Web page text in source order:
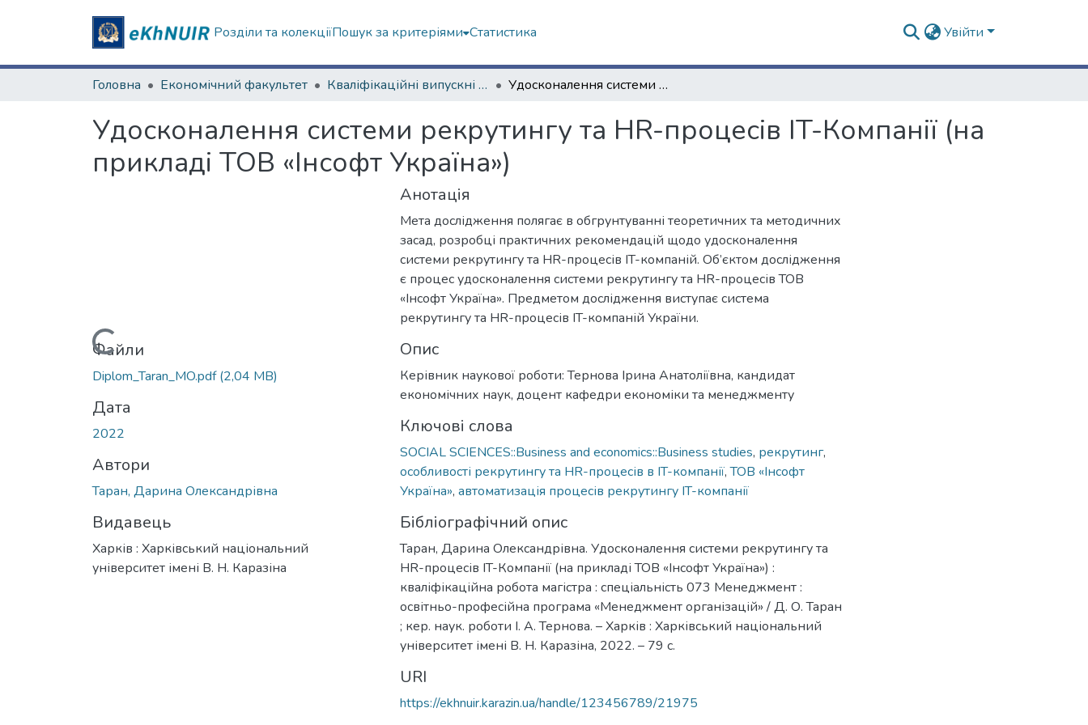
Розділи та колекціїПошук за критеріями Статистика Увійти
Головна Економічний факультет Кваліфікаційні випускні роботи магістрів. Економічний факультет Удосконалення системи рекрутингу та HR-процесів IT-Компанії (на прикладі ТОВ «Інсофт Україна»)
Удосконалення системи рекрутингу та HR-процесів IT-Компанії (на
прикладі ТОВ «Інсофт Україна»)
Вантажиться...
Файли
Diplom_Taran_MO.pdf(2,04 MB)
Дата
2022
Автори
Таран, Дарина Олександрівна
Видавець
Харків : Харківський національний
університет імені В. Н. Каразіна
Анотація
Мета дослідження полягає в обгрунтуванні теоретичних та методичних
засад, розробці практичних рекомендацій щодо удосконалення
системи рекрутингу та HR-процесів IT-компаній. Об’єктом дослідження
є процес удосконалення системи рекрутингу та HR-процесів ТОВ
«Інсофт Україна». Предметом дослідження виступає система
рекрутингу та HR-процесів IT-компаній України.
Опис
Керівник наукової роботи: Тернова Ірина Анатоліївна, кандидат
економічних наук, доцент кафедри економіки та менеджменту
Ключові слова
SOCIAL SCIENCES::Business and economics::Business studies, рекрутинг,
особливості рекрутингу та HR-процесів в IT-компанії,ТОВ «Інсофт
Україна», автоматизація процесів рекрутингу IT-компанії
Бібліографічний опис
Таран, Дарина Олександрівна. Удосконалення системи рекрутингу та
HR-процесів IT-Компанії (на прикладі ТОВ «Інсофт Україна») :
кваліфікаційна робота магістра : спеціальність 073 Менеджмент :
освітньо-професійна програма «Менеджмент організацій» / Д. О. Таран
; кер. наук. роботи І. А. Тернова. – Харків : Харківський національний
університет імені В. Н. Каразіна, 2022. – 79 с.
URI
https://ekhnuir.karazin.ua/handle/123456789/21975